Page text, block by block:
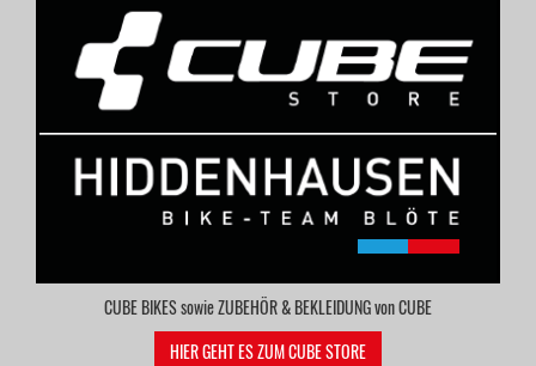
CUBE BIKES sowie ZUBEHÖR & BEKLEIDUNG von CUBE
HIER GEHT ES ZUM CUBE STORE